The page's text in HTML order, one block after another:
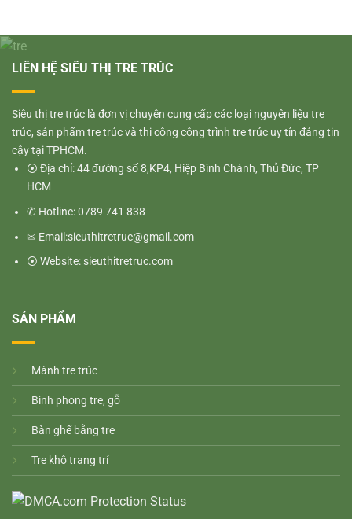
LIÊN HỆ SIÊU THỊ TRE TRÚC
Siêu thị tre trúc là đơn vị chuyên cung cấp các loại nguyên liệu tre
trúc, sản phẩm tre trúc và thi công công trình tre trúc uy tín đáng tin
cậy tại TPHCM.
⦿ Địa chỉ: 44 đường số 8,KP4, Hiệp Bình Chánh, Thủ Đức, TP
HCM
✆ Hotline: 0789 741 838
✉ Email:sieuthitretruc@gmail.com
⦿ Website: sieuthitretruc.com
SẢN PHẨM
Mành tre trúc
Bình phong tre, gỗ
Bàn ghế bằng tre
Tre khô trang trí